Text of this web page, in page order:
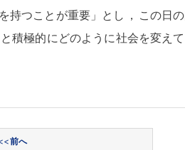
持つことが重要」とし ， この日
と積極的にどのように社会を変え
前へ